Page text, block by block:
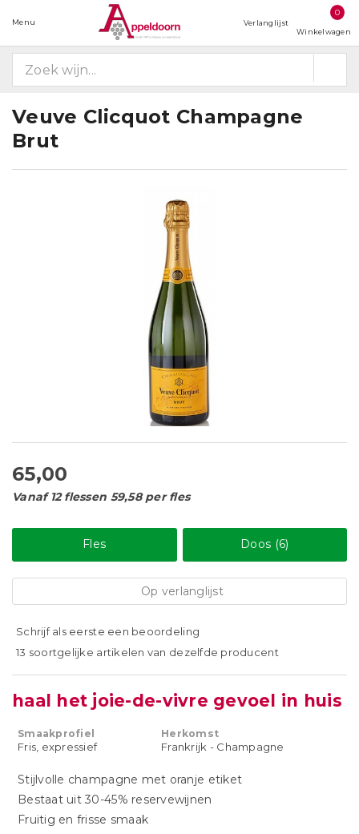
Menu Verlanglijst
0
Winkelwagen
Veuve Clicquot Champagne
Brut
65,00
Vanaf 12 flessen 59,58 per fles
Fles Doos (6)
Op verlanglijst
Schrijf als eerste een beoordeling
13 soortgelijke artikelen van dezelfde producent
haal het joie-de-vivre gevoel in huis
Smaakprofiel
Fris, expressief
Herkomst
Frankrijk - Champagne
Stijlvolle champagne met oranje etiket
Bestaat uit 30-45% reservewijnen
Fruitig en frisse smaak